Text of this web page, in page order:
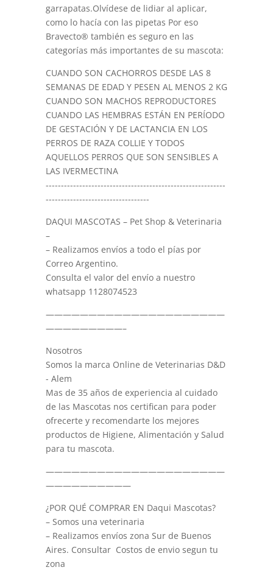
garrapatas.Olvídese de lidiar al aplicar,
como lo hacía con las pipetas Por eso
Bravecto® también es seguro en las
categorías más importantes de su mascota:
CUANDO SON CACHORROS DESDE LAS 8
SEMANAS DE EDAD Y PESEN AL MENOS 2 KG
CUANDO SON MACHOS REPRODUCTORES
CUANDO LAS HEMBRAS ESTÁN EN PERÍODO
DE GESTACIÓN Y DE LACTANCIA EN LOS
PERROS DE RAZA COLLIE Y TODOS
AQUELLOS PERROS QUE SON SENSIBLES A
LAS IVERMECTINA
-----------------------------------------------------------
----------------------------------
DAQUI MASCOTAS – Pet Shop & Veterinaria
–
– Realizamos envíos a todo el pías por
Correo Argentino.
Consulta el valor del envío a nuestro
whatsapp 1128074523
—————————————————————
—————————–
Nosotros
Somos la marca Online de Veterinarias D&D
- Alem
Mas de 35 años de experiencia al cuidado
de las Mascotas nos certifican para poder
ofrecerte y recomendarte los mejores
productos de Higiene, Alimentación y Salud
para tu mascota.
—————————————————————
——————————
¿POR QUÉ COMPRAR EN Daqui Mascotas?
– Somos una veterinaria
– Realizamos envíos zona Sur de Buenos
Aires. Consultar Costos de envio segun tu
zona